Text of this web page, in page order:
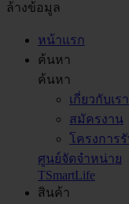
ล้างข้อมูล
หน้าแรก
ค้นหา
ค้นหา
เกี่ยวกับเรา
สมัครงาน
โครงการ
ศูนย์จัดจำหน่าย
TSmartLife
สินค้า